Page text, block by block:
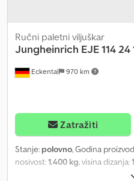
Eckental 970 km
Ručni paletni viljuškar
Jungheinrich EJE 114 24
Zatražiti
Stanje: polovno, Godina
nosivost:1.400 kg, visina dizanja:
50 procenat